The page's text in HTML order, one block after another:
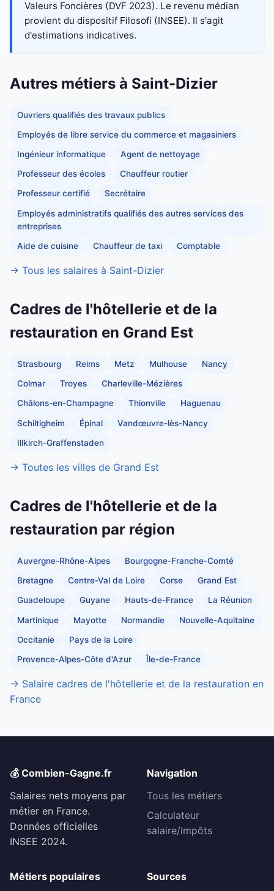
Valeurs Foncières (DVF 2023). Le revenu médian
provient du dispositif Filosofi (INSEE). Il s'agit
d'estimations indicatives.
Autres métiers à Saint-Dizier
Ouvriers qualifiés des travaux publics
Employés de libre service du commerce et magasiniers
Ingénieur informatique Agent de nettoyage
Professeur des écoles Chauffeur routier
Professeur certifié Secrétaire
Employés administratifs qualifiés des autres services des
entreprises
Aide de cuisine Chauffeur de taxi Comptable
→ Tous les salaires à Saint-Dizier
Cadres de l'hôtellerie et de la
restauration en Grand Est
Strasbourg Reims Metz Mulhouse Nancy
Colmar Troyes Charleville-Mézières
Châlons-en-Champagne Thionville Haguenau
Schiltigheim Épinal Vandœuvre-lès-Nancy
Illkirch-Graffenstaden
→ Toutes les villes de Grand Est
Cadres de l'hôtellerie et de la
restauration par région
Auvergne-Rhône-Alpes Bourgogne-Franche-Comté
Bretagne Centre-Val de Loire Corse Grand Est
Guadeloupe Guyane Hauts-de-France La Réunion
Martinique Mayotte Normandie Nouvelle-Aquitaine
Occitanie Pays de la Loire
Provence-Alpes-Côte d'Azur Île-de-France
→ Salaire cadres de l'hôtellerie et de la restauration en
France
💰 Combien-Gagne.fr
Salaires nets moyens par
métier en France.
Données officielles
INSEE 2024.
Navigation
Tous les métiers
Calculateur
salaire/impôts
Métiers populaires Sources